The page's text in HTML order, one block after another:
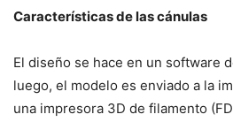
Características de las cánulas
El diseño se hace en un software
luego, el modelo es enviado a la
una impresora 3D de filamento